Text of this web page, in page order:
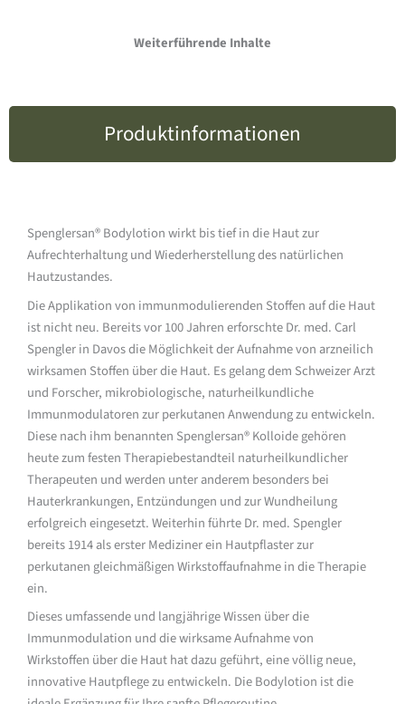
Weiterführende Inhalte
Produktinformationen
Spenglersan® Bodylotion wirkt bis tief in die Haut zur
Aufrechterhaltung und Wiederherstellung des natürlichen
Hautzustandes.
Die Applikation von immunmodulierenden Stoffen auf die Haut
ist nicht neu. Bereits vor 100 Jahren erforschte Dr. med. Carl
Spengler in Davos die Möglichkeit der Aufnahme von arzneilich
wirksamen Stoffen über die Haut. Es gelang dem Schweizer Arzt
und Forscher, mikrobiologische, naturheilkundliche
Immunmodulatoren zur perkutanen Anwendung zu entwickeln.
Diese nach ihm benannten Spenglersan® Kolloide gehören
heute zum festen Therapiebestandteil naturheilkundlicher
Therapeuten und werden unter anderem besonders bei
Hauterkrankungen, Entzündungen und zur Wundheilung
erfolgreich eingesetzt. Weiterhin führte Dr. med. Spengler
bereits 1914 als erster Mediziner ein Hautpflaster zur
perkutanen gleichmäßigen Wirkstoffaufnahme in die Therapie
ein.
Dieses umfassende und langjährige Wissen über die
Immunmodulation und die wirksame Aufnahme von
Wirkstoffen über die Haut hat dazu geführt, eine völlig neue,
innovative Hautpflege zu entwickeln. Die Bodylotion ist die